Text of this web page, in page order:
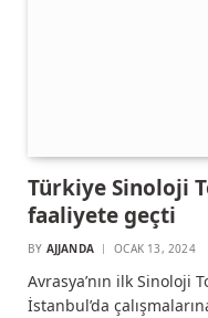
Türkiye Sinoloji
faaliyete geçti
BY AJJANDA OCAK 13, 2024
Avrasya’nın ilk Sinoloji
İstanbul’da